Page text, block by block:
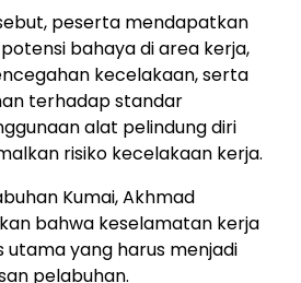
peserta mendapatkan
bahaya di area kerja,
kecelakaan, serta
terhadap standar
alat pelindung diri
risiko kecelakaan kerja.
Kumai, Akhmad
bahwa keselamatan kerja
yang harus menjadi
pelabuhan.